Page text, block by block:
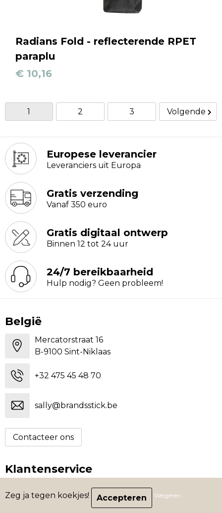
Radians Fold - reflecterende RPET
paraplu
€ 10,16
1 2 3 Volgende
Europese leverancier
Leveranciers uit Europa
Gratis verzending
Vanaf 350 euro
Gratis digitaal ontwerp
Binnen 12 tot 24 uur
24/7 bereikbaarheid
Hulp nodig? Geen probleem!
België
Mercatorstraat 16
B-9100 Sint-Niklaas
+32 475 45 48 70
sally@brandsstick.be
Contacteer ons
Klantenservice
Zeg ja tegen koekjes! Weigeren